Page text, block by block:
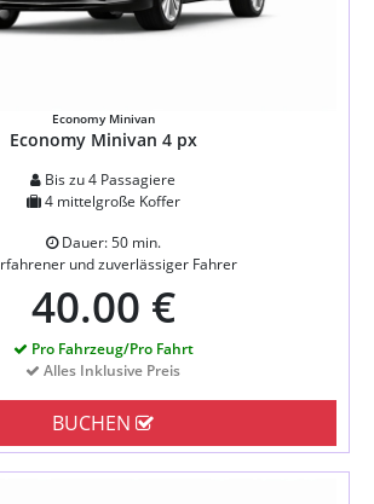
Economy Minivan
Economy Minivan 4 px
Bis zu 4 Passagiere
4 mittelgroße Koffer
Dauer: 50 min.
und zuverlässiger Fahrer
40.00 €
Pro Fahrzeug/Pro Fahrt
Alles Inklusive Preis
BUCHEN